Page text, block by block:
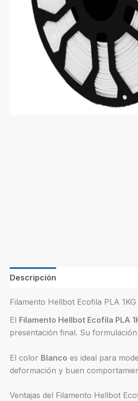
Descripción
Filamento Hellbot Ecofila PLA
El Filamento Hellbot Ecofila PLA
presentación final. Su
El color Blanco es ideal para
deformación y buen
Ventajas del Filamento Hellbot